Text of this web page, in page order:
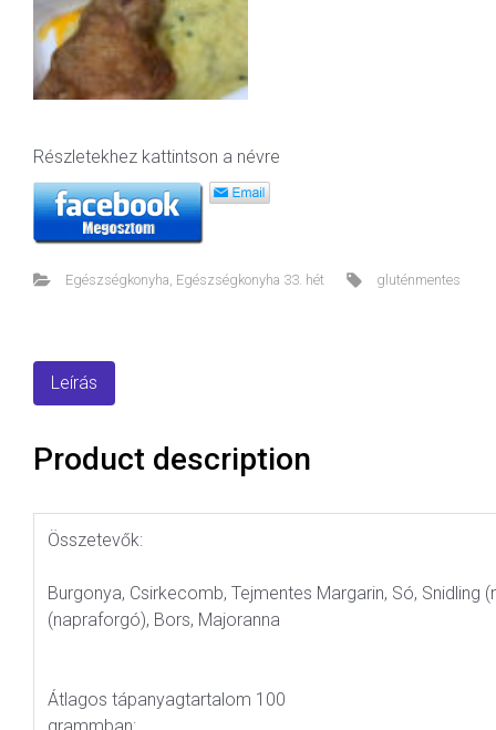
Részletekhez kattintson a névre
Egészségkonyha Egészségkonyha 33. hét gluténmentes
Leírás
Product description
Összetevők:
Burgonya, Csirkecomb, Tejmentes Margarin, Só, Snidling
(napraforgó), Bors, Majoranna
Átlagos tápanyagtartalom 100